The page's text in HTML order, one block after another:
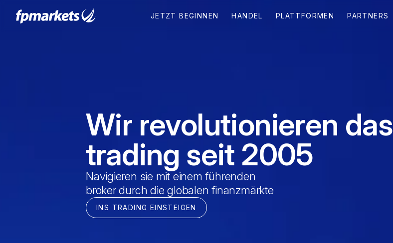
JETZT BEGINNEN HANDEL PLATTFORMEN PARTNERS
Wir revolutionieren das
trading seit 2005
Navigieren sie mit einem führenden
broker durch die globalen finanzmärkte
INS TRADING EINSTEIGEN